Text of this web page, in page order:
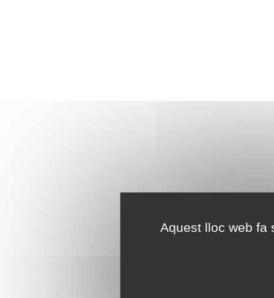
Aquest lloc web fa